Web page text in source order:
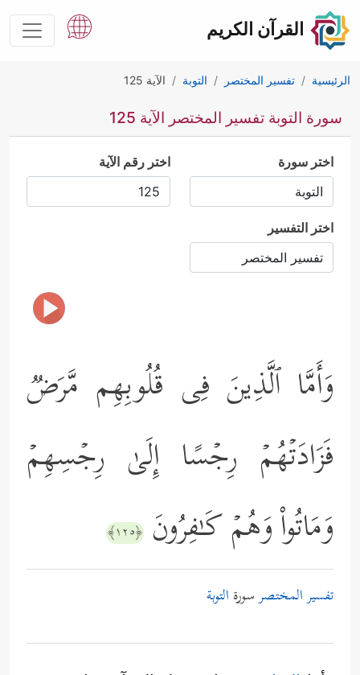
القرآن الكريم
الرئيسية تفسير المختصر التوبة الآية 125
سورة التوبة تفسير المختصر الآية 125
اختر سورة اختر رقم الآية
اختر التفسير
وَأَمَّا ٱلَّذِینَ فِی قُلُوبِهِم مَّرَضࣱ
فَزَادَتۡهُمۡ رِجۡسًا إِلَىٰ رِجۡسِهِمۡ
وَمَاتُواْ وَهُمۡ كَـٰفِرُونَ ﴿١٢٥﴾
تفسير المختصرسورة التوبة